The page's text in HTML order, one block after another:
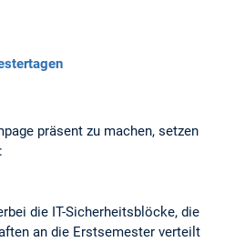
präsent zu machen, setzen
die IT-Sicherheitsblöcke, die
an die Erstsemester verteilt